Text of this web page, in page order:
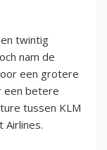
twintig
nam de
een grotere
een betere
tussen KLM
Airlines.